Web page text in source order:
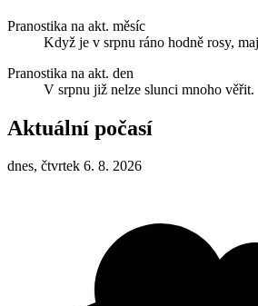
Pranostika na akt. měsíc
Když je v srpnu ráno hodně rosy,
Pranostika na akt. den
V srpnu již nelze slunci mnoho věřit.
Aktuální počasí
dnes, čtvrtek 6. 8. 2026